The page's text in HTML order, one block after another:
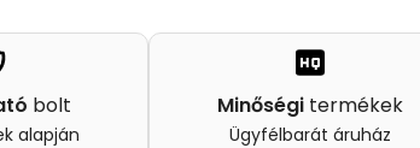
bolt
alapján
Minőségi termékek
Ügyfélbarát áruház